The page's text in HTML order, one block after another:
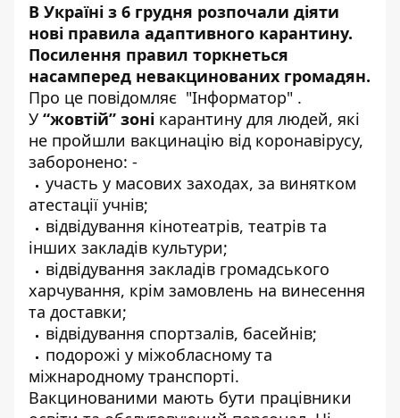
В Україні з 6 грудня розпочали діяти
нові правила адаптивного карантину.
Посилення правил торкнеться
насамперед невакцинованих громадян.
Про це повідомляє "Інформатор" .
У “жовтій” зоні карантину для людей, які
не пройшли вакцинацію від коронавірусу,
заборонено: -
участь у масових заходах, за винятком
атестації учнів;
відвідування кінотеатрів, театрів та
інших закладів культури;
відвідування закладів громадського
харчування, крім замовлень на винесення
та доставки;
відвідування спортзалів, басейнів;
подорожі у міжобласному та
міжнародному транспорті.
Вакцинованими мають бути працівники